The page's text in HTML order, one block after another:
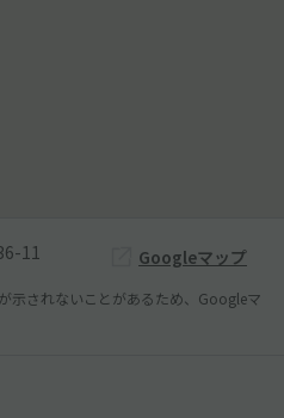
11 Googleマップ
示されないことがあるため、Googleマ